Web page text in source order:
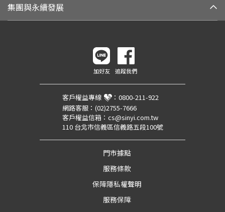
集團與永續發展
加好友 追蹤我們
客戶權益專線 ： 0800-211-922
網路客服： (02)2755-7666
客戶權益信箱： cs@sinyi.com.tw
110 台北市信義區信義路五段100號
門市據點
服務條款
保障隱私權聲明
服務保障